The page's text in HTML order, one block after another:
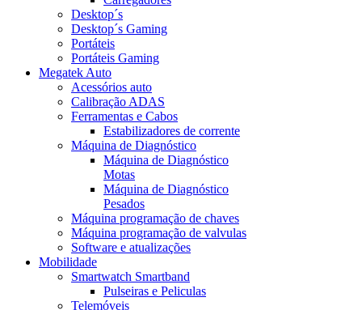
Desktop´s
Desktop´s Gaming
Portáteis
Portáteis Gaming
Megatek Auto
Acessórios auto
Calibração ADAS
Ferramentas e Cabos
Estabilizadores de corrente
Máquina de Diagnóstico
Máquina de Diagnóstico
Motas
Máquina de Diagnóstico
Pesados
Máquina programação de chaves
Máquina programação de valvulas
Software e atualizações
Mobilidade
Smartwatch Smartband
Pulseiras e Peliculas
Telemóveis